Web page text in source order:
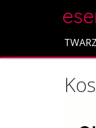
TWARZ